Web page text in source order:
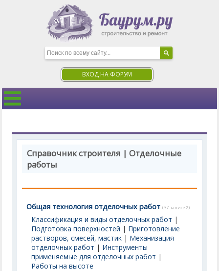
ВХОД НА ФОРУМ
Справочник строителя | Отделочные
работы
Общая технология отделочных работ (37 записей)
Классификация и виды отделочных работ |
Подготовка поверхностей | Приготовление
растворов, смесей, мастик | Механизация
отделочных работ | Инструменты
применяемые для отделочных работ |
Работы на высоте